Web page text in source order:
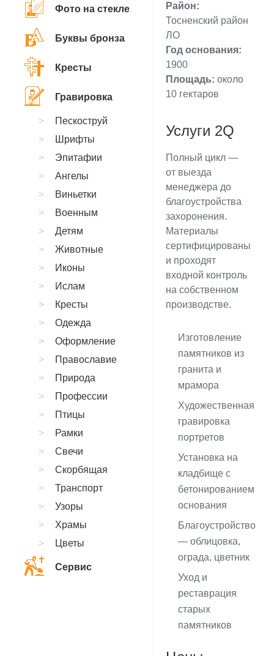
Район:
Тосненский район
ЛО
Год основания:
1900
Площадь: около
10 гектаров
Услуги 2Q
Полный цикл —
от выезда
менеджера до
благоустройства
захоронения.
Материалы
сертифицированы
и проходят
входной контроль
на собственном
производстве.
Изготовление
памятников из
гранита и
мрамора
Художественная
гравировка
портретов
Установка на
кладбище с
бетонированием
основания
Благоустройство
— облицовка,
ограда, цветник
Уход и
реставрация
старых
памятников
Фото на стекле
Буквы бронза
Кресты
Гравировка
Пескоструй
Шрифты
Эпитафии
Ангелы
Виньетки
Военным
Детям
Животные
Иконы
Ислам
Кресты
Одежда
Оформление
Православие
Природа
Профессии
Птицы
Рамки
Свечи
Скорбящая
Транспорт
Узоры
Храмы
Цветы
Сервис